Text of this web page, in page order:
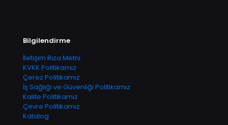
Bilgilendirme
İletişim Rıza Metni
KVKK Politikamız
Çerez Politikamız
İş Sağlığı ve Güvenliği Politikamız
Kalite Politikamız
Çevre Politikamız
Katalog